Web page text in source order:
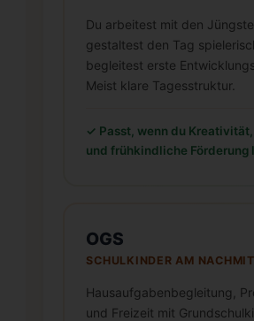
Du arbeitest mit den
gestaltest den Tag
begleitest erste
Meist klare Tagesstruktur.
✓ Passt, wenn du
und frühkindliche Förderung
OGS
SCHULKINDER AM
Hausaufgabenbegleitung,
und Freizeit mit